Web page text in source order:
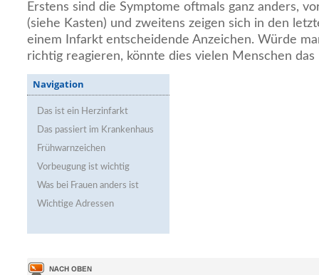
Erstens sind die Symptome oftmals ganz anders,
(siehe Kasten) und zweitens zeigen sich in den
einem Infarkt entscheidende Anzeichen. Würde
richtig reagieren, könnte dies vielen Menschen
Navigation
Das ist ein Herzinfarkt
Das passiert im Krankenhaus
Frühwarnzeichen
Vorbeugung ist wichtig
Was bei Frauen anders ist
Wichtige Adressen